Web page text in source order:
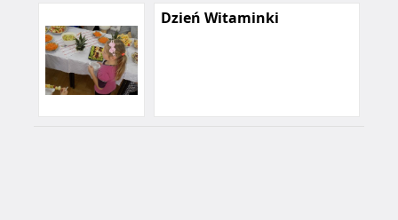
Dzień Witaminki